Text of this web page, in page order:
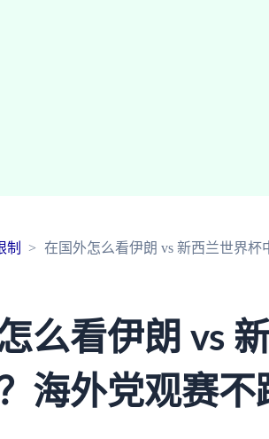
制 在国外怎么看伊朗 vs 新西兰世界
么看伊朗 vs
海外党观赛不